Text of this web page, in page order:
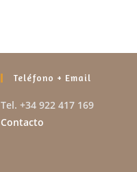
Teléfono + Email
Tel. +34 922 417 169
Contacto